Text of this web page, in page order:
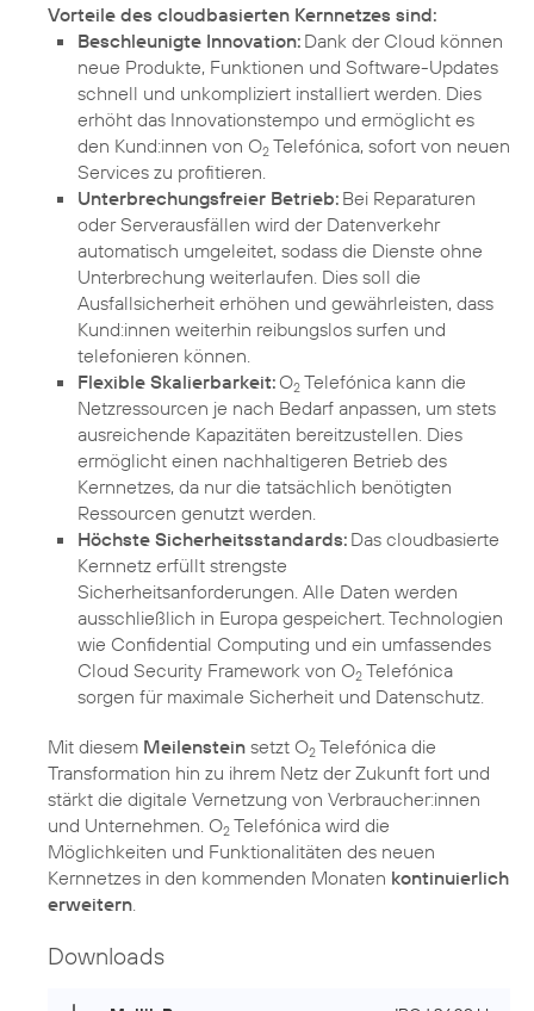
Vorteile des cloudbasierten Kernnetzes sind:
Beschleunigte Innovation: Dank der Cloud können
neue Produkte, Funktionen und Software-Updates
schnell und unkompliziert installiert werden. Dies
erhöht das Innovationstempo und ermöglicht es
den Kund:innen von O2 Telefónica, sofort von neuen
Services zu profitieren.
Unterbrechungsfreier Betrieb: Bei Reparaturen
oder Serverausfällen wird der Datenverkehr
automatisch umgeleitet, sodass die Dienste ohne
Unterbrechung weiterlaufen. Dies soll die
Ausfallsicherheit erhöhen und gewährleisten, dass
Kund:innen weiterhin reibungslos surfen und
telefonieren können.
Flexible Skalierbarkeit: O2 Telefónica kann die
Netzressourcen je nach Bedarf anpassen, um stets
ausreichende Kapazitäten bereitzustellen. Dies
ermöglicht einen nachhaltigeren Betrieb des
Kernnetzes, da nur die tatsächlich benötigten
Ressourcen genutzt werden.
Höchste Sicherheitsstandards: Das cloudbasierte
Kernnetz erfüllt strengste
Sicherheitsanforderungen. Alle Daten werden
ausschließlich in Europa gespeichert. Technologien
wie Confidential Computing und ein umfassendes
Cloud Security Framework von O2 Telefónica
sorgen für maximale Sicherheit und Datenschutz.
Mit diesem Meilenstein setzt O2 Telefónica die
Transformation hin zu ihrem Netz der Zukunft fort und
stärkt die digitale Vernetzung von Verbraucher:innen
und Unternehmen. O2 Telefónica wird die
Möglichkeiten und Funktionalitäten des neuen
Kernnetzes in den kommenden Monaten kontinuierlich
erweitern
Downloads